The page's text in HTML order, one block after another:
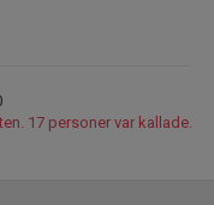
17 personer var kallade.